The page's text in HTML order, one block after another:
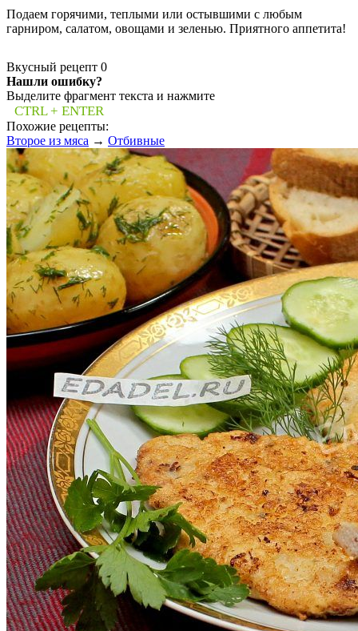
Подаем горячими, теплыми или остывшими с любым
гарниром, салатом, овощами и зеленью. Приятного аппетита!
Вкусный рецепт 0
Нашли ошибку?
Выделите фрагмент текста и нажмите
CTRL + ENTER
Похожие рецепты:
Второе из мяса → Отбивные